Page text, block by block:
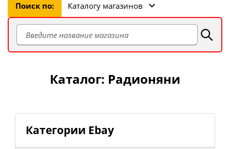
Поиск по: Каталогу магазинов
Категории Ebay
Каталог: Радионяни